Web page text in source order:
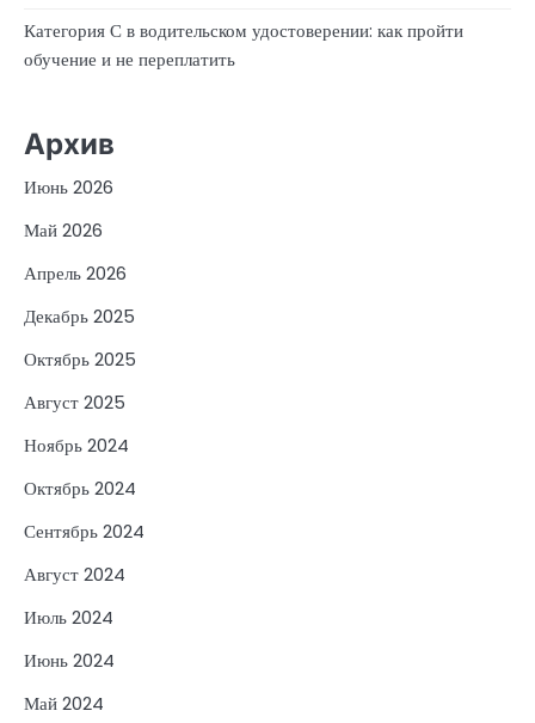
Категория С в водительском удостоверении: как пройти
обучение и не переплатить
Архив
Июнь 2026
Май 2026
Апрель 2026
Декабрь 2025
Октябрь 2025
Август 2025
Ноябрь 2024
Октябрь 2024
Сентябрь 2024
Август 2024
Июль 2024
Июнь 2024
Май 2024